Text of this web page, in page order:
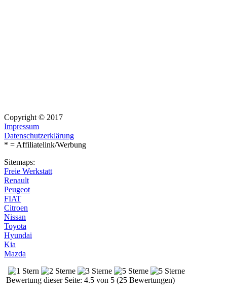
Copyright © 2017
Impressum
Datenschutzerklärung
* = Affiliatelink/Werbung
Sitemaps:
Freie Werkstatt
Renault
Peugeot
FIAT
Citroen
Nissan
Toyota
Hyundai
Kia
Mazda
Bewertung dieser Seite: 4.5 von 5 (25 Bewertungen)